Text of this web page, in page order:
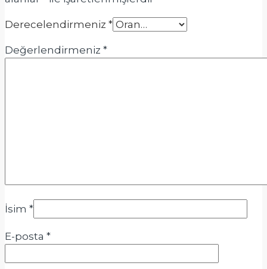
Derecelendirmeniz *
Değerlendirmeniz *
İsim *
E-posta *